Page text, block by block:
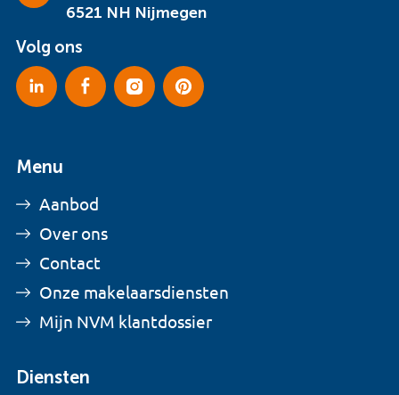
6521 NH Nijmegen
Volg ons
Menu
Aanbod
Over ons
Contact
Onze makelaarsdiensten
Mijn NVM klantdossier
Diensten